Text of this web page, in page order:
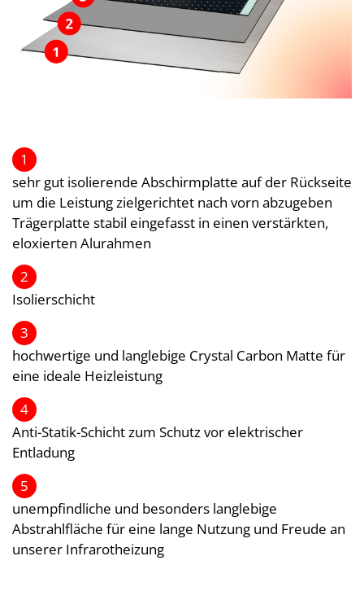
1
sehr gut isolierende Abschirmplatte auf der Rückseite
um die Leistung zielgerichtet nach vorn abzugeben
Trägerplatte stabil eingefasst in einen verstärkten,
eloxierten Alurahmen
2
Isolierschicht
3
hochwertige und langlebige Crystal Carbon Matte für
eine ideale Heizleistung
4
Anti-Statik-Schicht zum Schutz vor elektrischer
Entladung
5
unempfindliche und besonders langlebige
Abstrahlfläche für eine lange Nutzung und Freude an
unserer Infrarotheizung